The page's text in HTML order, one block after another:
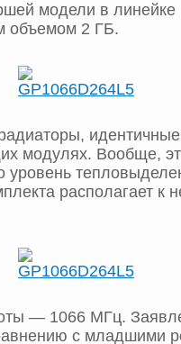
модели в линейке
объемом 2 ГБ.
модулях. Вообще,
уровень
располагает к
— 1066 МГц.
с младшими